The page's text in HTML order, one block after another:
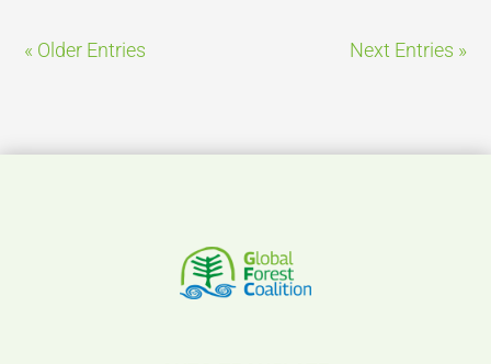
« Older Entries Next Entries »